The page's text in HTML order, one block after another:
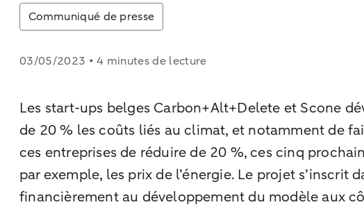
Communiqué de presse
03/05/2023 • 4 minutes de lecture
Les start-ups belges Carbon+Alt+Delete et Scone
de 20 % les coûts liés au climat, et notamment de
ces entreprises de réduire de 20 %, ces cinq
par exemple, les prix de l’énergie. Le projet
financièrement au développement du modèle aux